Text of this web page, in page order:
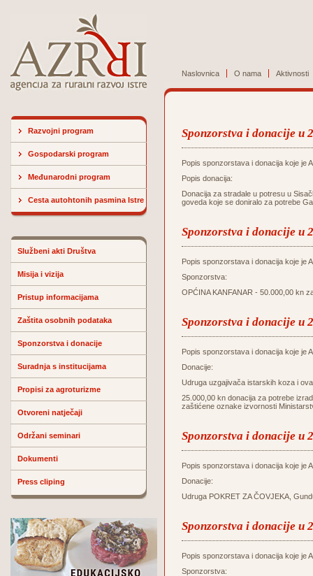
Naslovnica O nama Aktivnosti
Razvojni program
Gospodarski program
Međunarodni program
Cesta autohtonih pasmina Istre
Službeni akti Društva
Misija i vizija
Pristup informacijama
Zaštita osobnih podataka
Sponzorstva i donacije
Suradnja s institucijama
Propisi za agroturizme
Otvoreni natječaji
Održani seminari
Dokumenti
Press cliping
Sponzorstva i donacije u
Popis sponzorstava i donacija koje je
Popis donacija:
Donacija za stradale u potresu u
goveda koje se doniralo za potrebe
Sponzorstva i donacije u
Popis sponzorstava i donacija koje je
Sponzorstva:
OPĆINA KANFANAR - 50.000,00 kn
Sponzorstva i donacije u
Popis sponzorstava i donacija koje je
Donacije:
Udruga uzgajivača istarskih koza i
25.000,00 kn donacija za potrebe
zaštićene oznake izvornosti
Sponzorstva i donacije u
Popis sponzorstava i donacija koje je
Donacije:
Udruga POKRET ZA ČOVJEKA,
Sponzorstva i donacije u
Popis sponzorstava i donacija koje je
Sponzorstva: